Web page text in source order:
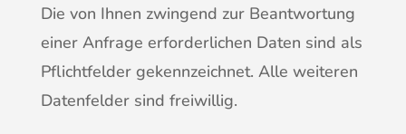
Die von Ihnen zwingend zur Beantwortung
einer Anfrage erforderlichen Daten sind als
Pflichtfelder gekennzeichnet. Alle weiteren
Datenfelder sind freiwillig.